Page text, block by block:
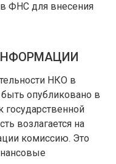
ФНС для внесения
НКО в
опубликовано в
государственной
возлагается на
комиссию. Это